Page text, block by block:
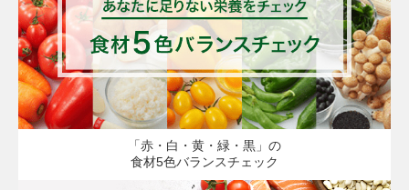
「赤・白・黄・緑・黒」の
食材5色バランスチェック